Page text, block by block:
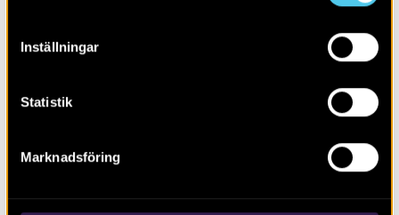
Inställningar
Statistik
Marknadsföring
RAPPORT 2016:77
Båthus, stadsgårdar och stadsliv